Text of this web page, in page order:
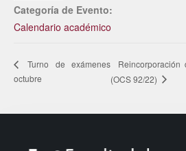
Categoría de Evento:
Calendario académico
Turno de exámenes
octubre
(OCS 92/22)